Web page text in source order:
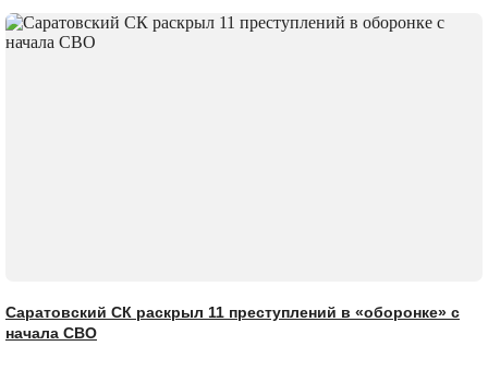
Саратовский СК раскрыл 11 преступлений в «оборонке» с
начала СВО